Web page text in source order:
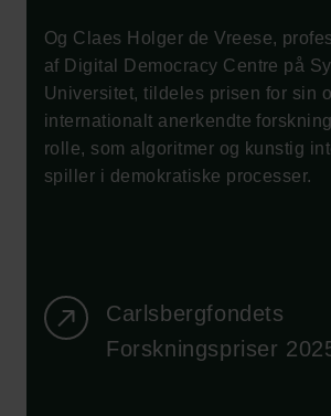
Og Claes Holger de Vreese,
af Digital Democracy Centre på
Universitet, tildeles prisen for sin
internationalt anerkendte
rolle, som algoritmer og kunstig
spiller i demokratiske processer.
Carlsbergfondets
Forskningspriser
Carlsbergfondet
H.C. Andersens Boulevard 35
1553 København V
+45 33 43 53 63
info@carlsbergfoundation.dk
cfgrant@carlsbergfoundation.dk